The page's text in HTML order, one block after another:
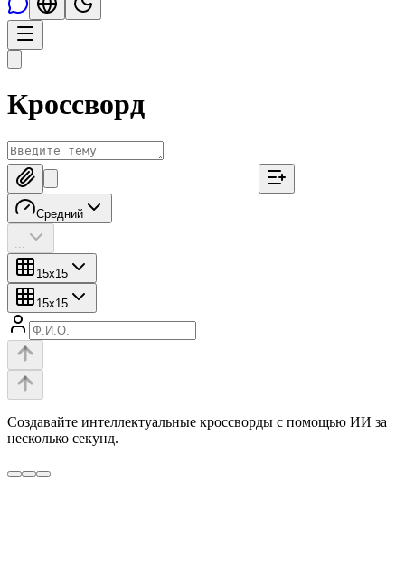
Кроссворд
Средний
15x15
15x15
Создавайте интеллектуальные кроссворды с помощью ИИ за
несколько секунд.